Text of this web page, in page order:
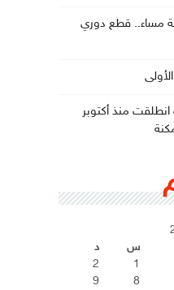
مساء.. قطع دوري
منذ أكتوبر
س
د
1
2
8
9